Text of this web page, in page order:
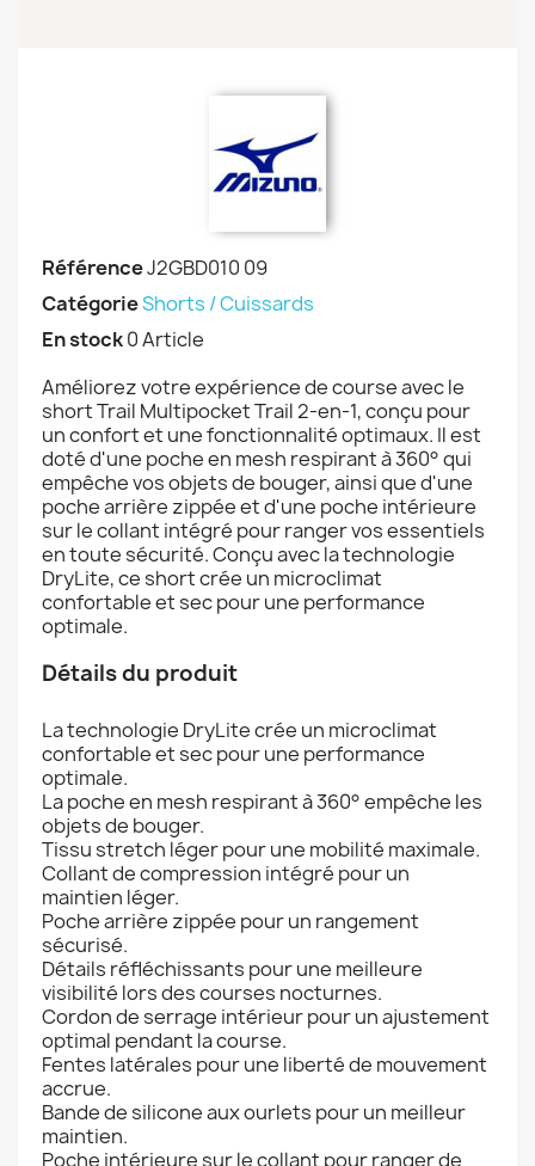
RéférenceJ2GBD010 09
CatégorieShorts / Cuissards
En stock0 Article
Améliorez votre expérience de course avec le
short Trail Multipocket Trail 2-en-1, conçu pour
un confort et une fonctionnalité optimaux. Il est
doté d'une poche en mesh respirant à 360° qui
empêche vos objets de bouger, ainsi que d'une
poche arrière zippée et d'une poche intérieure
sur le collant intégré pour ranger vos essentiels
en toute sécurité. Conçu avec la technologie
DryLite, ce short crée un microclimat
confortable et sec pour une performance
optimale.
Détails du produit
La technologie DryLite crée un microclimat
confortable et sec pour une performance
optimale.
La poche en mesh respirant à 360° empêche les
objets de bouger.
Tissu stretch léger pour une mobilité maximale.
Collant de compression intégré pour un
maintien léger.
Poche arrière zippée pour un rangement
sécurisé.
Détails réfléchissants pour une meilleure
visibilité lors des courses nocturnes.
Cordon de serrage intérieur pour un ajustement
optimal pendant la course.
Fentes latérales pour une liberté de mouvement
accrue.
Bande de silicone aux ourlets pour un meilleur
maintien.
Poche intérieure sur le collant pour ranger de